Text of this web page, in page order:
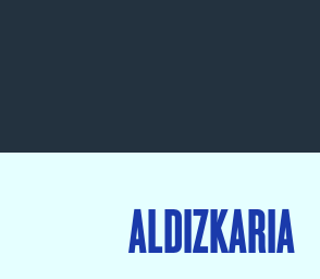
ALDIZKARIA